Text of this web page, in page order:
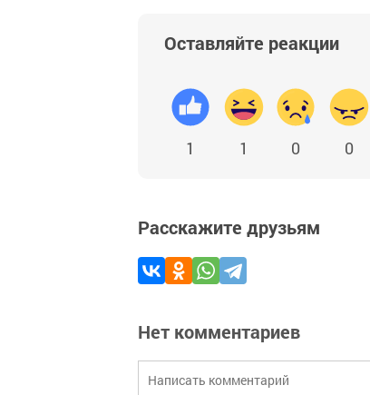
Оставляйте реакции
1 1 0 0
Расскажите друзьям
Нет комментариев